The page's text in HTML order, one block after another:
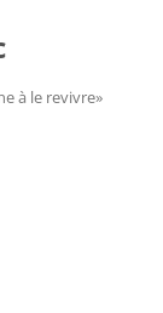
à le revivre»